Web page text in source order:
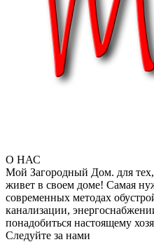
О НАС
Мой Загородный Дом. для
живет в своем доме! Самая
современных методах
канализации,
понадобиться настоящему
Следуйте за нами